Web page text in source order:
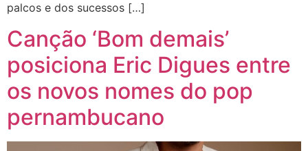
palcos e dos sucessos […]
Canção ‘Bom demais’
posiciona Eric Digues entre
os novos nomes do pop
pernambucano